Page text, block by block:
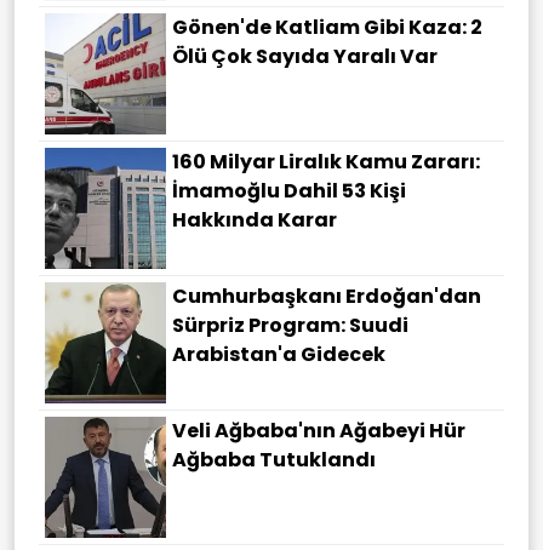
Gönen'de Katliam Gibi Kaza: 2
Ölü Çok Sayıda Yaralı Var
160 Milyar Liralık Kamu Zararı:
İmamoğlu Dahil 53 Kişi
Hakkında Karar
Cumhurbaşkanı Erdoğan'dan
Sürpriz Program: Suudi
Arabistan'a Gidecek
Veli Ağbaba'nın Ağabeyi Hür
Ağbaba Tutuklandı